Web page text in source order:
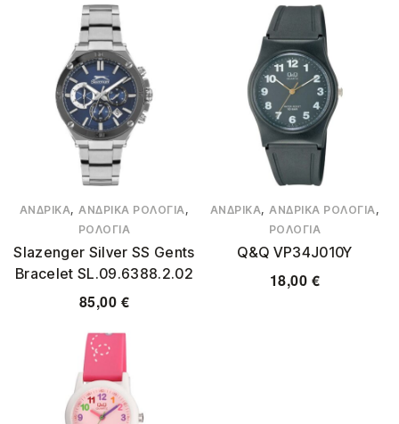
ΑΝΔΡΙΚΆ,ΑΝΔΡΙΚΆ ΡΟΛΌΓΙΑ,
ΡΟΛΌΓΙΑ
Slazenger Silver SS Gents
Bracelet SL.09.6388.2.02
85,00 €
ΑΝΔΡΙΚΆ,ΑΝΔΡΙΚΆ ΡΟΛΌΓΙΑ,
ΡΟΛΌΓΙΑ
Q&Q VP34J010Y
18,00 €